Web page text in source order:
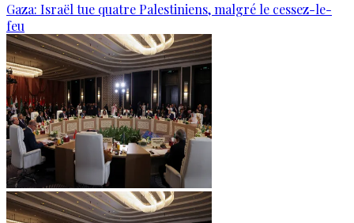
Gaza: Israël tue quatre Palestiniens, malgré le cessez-le-
feu